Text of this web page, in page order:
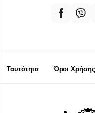
Ταυτότητα Όροι Χρήσης